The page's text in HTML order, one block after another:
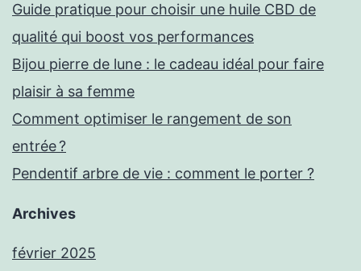
Guide pratique pour choisir une huile CBD de
qualité qui boost vos performances
Bijou pierre de lune : le cadeau idéal pour faire
plaisir à sa femme
Comment optimiser le rangement de son
entrée ?
Pendentif arbre de vie : comment le porter ?
Archives
février 2025